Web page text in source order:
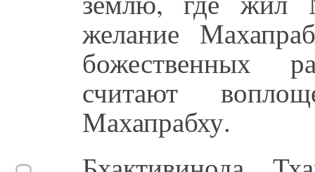
желание
божественных
считают
Махапрабху.